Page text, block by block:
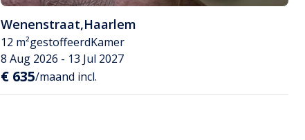
Wenenstraat,Haarlem
12 m²gestoffeerdKamer
8 Aug 2026 - 13 Jul 2027
€ 635/maand incl.